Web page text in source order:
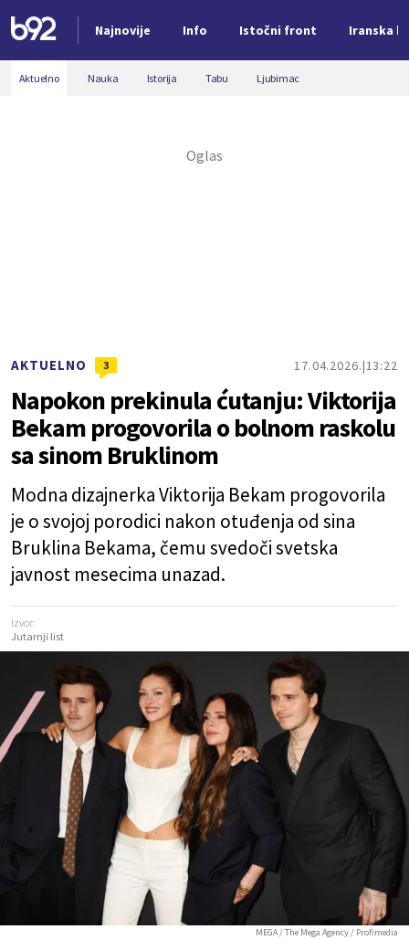
Najnovije Info Istočni front Iranska
Nova vest
Aktuelno Nauka Istorija Tabu Ljubimac
AKTUELNO 3 17.04.2026. 13:22
Napokon prekinula ćutanju: Viktorija
Bekam progovorila o bolnom raskolu
sa sinom Bruklinom
Modna dizajnerka Viktorija Bekam progovorila
je o svojoj porodici nakon otuđenja od sina
Bruklina Bekama, čemu svedoči svetska
javnost mesecima unazad.
Izvor:
Jutarnji list
MEGA / The Mega Agency / Profimedia